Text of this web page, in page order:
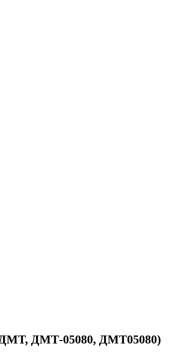
ДМТ-05080, ДМТ05080)